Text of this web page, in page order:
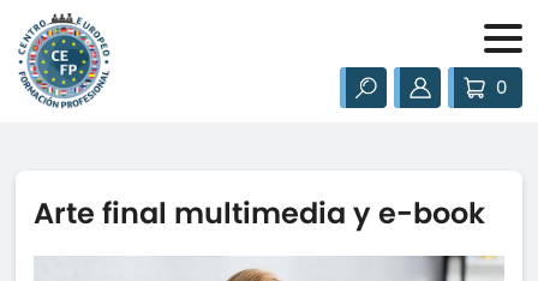
0
Arte final multimedia y e-book